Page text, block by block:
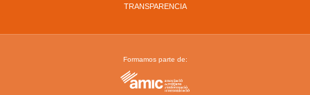
TRANSPARENCIA
Formamos parte de: